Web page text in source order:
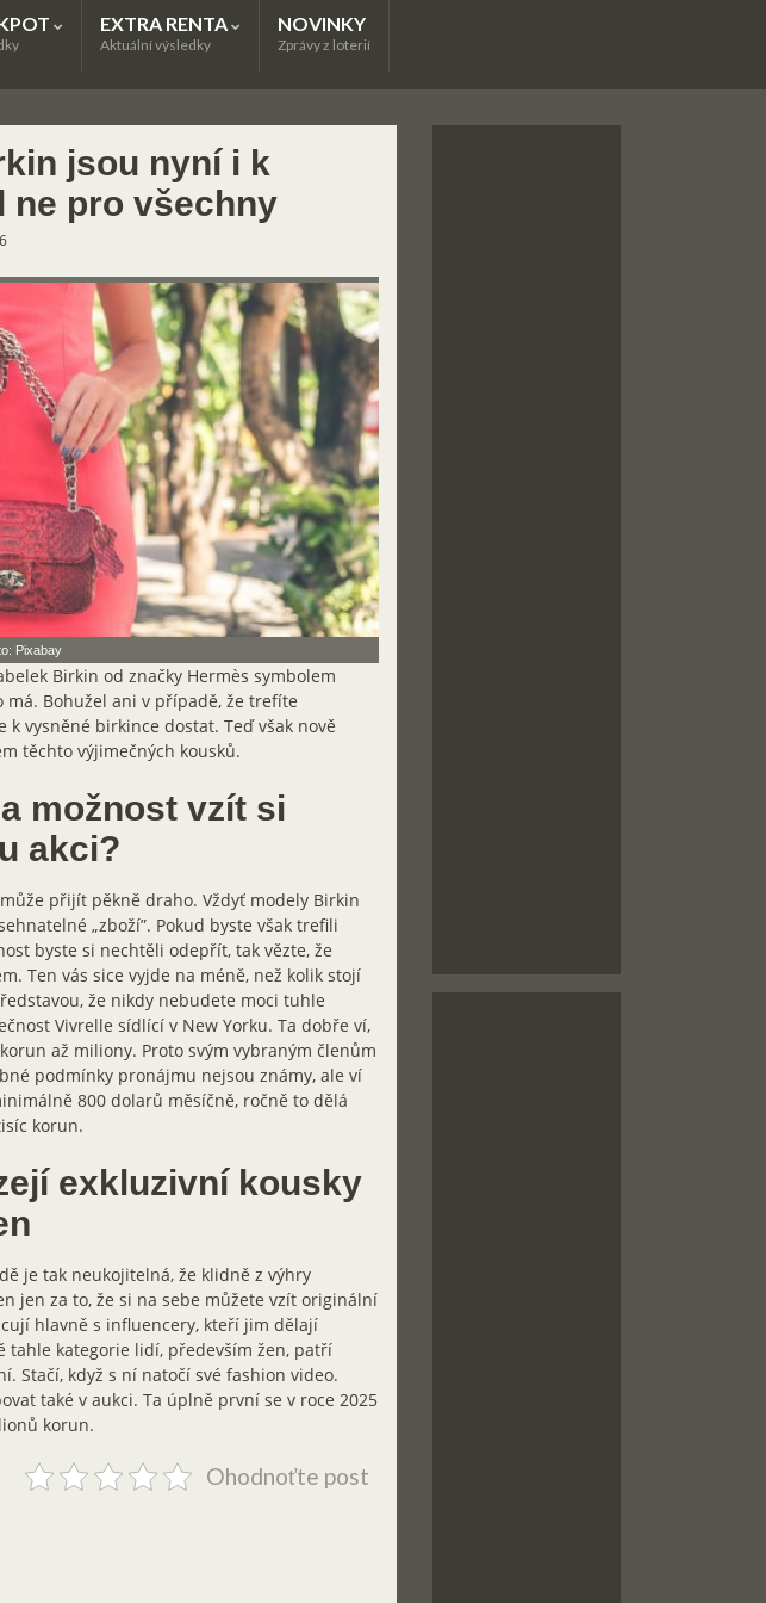
EXTRA RENTA
Aktuální výsledky
NOVINKY
Zprávy z loterií
jsou nyní i k
pro všechny
Pixabay
Birkin od značky Hermès symbolem
má. Bohužel ani v případě, že trefíte
vysněné birkince dostat. Teď však nově
těchto výjimečných kousků.
možnost vzít si
akci?
přijít pěkně draho. Vždyť modely Birkin
„zboží”. Pokud byste však trefili
byste si nechtěli odepřít, tak vězte, že
Ten vás sice vyjde na méně, než kolik stojí
že nikdy nebudete moci tuhle
Vivrelle sídlící v New Yorku. Ta dobře ví,
až miliony. Proto svým vybraným členům
podmínky pronájmu nejsou známy, ale ví
800 dolarů měsíčně, ročně to dělá
korun.
exkluzivní kousky
je tak neukojitelná, že klidně z výhry
jen za to, že si na sebe můžete vzít originální
hlavně s influencery, kteří jim dělají
tahle kategorie lidí, především žen, patří
Stačí, když s ní natočí své fashion video.
také v aukci. Ta úplně první se v roce 2025
korun.
Ohodnoťte post